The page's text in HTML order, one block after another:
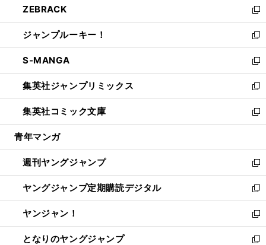
く
で
開
く
ド
ウ
で
開
く
ィ
ン
ド
ウ
で
開
く
い
ウ
ィ
ン
ド
ウ
で
開
く
ZEBRACK
新
し
い
ウ
ィ
ン
ド
ウ
で
開
ジャンプルーキー！
新
し
い
ウ
ィ
ン
ド
ウ
開
く
S-MANGA
新
し
い
ウ
ィ
ン
ウ
で
開
く
集英社ジャンプリミックス
新
し
い
ウ
ン
ド
ウ
で
開
く
集英社コミック文庫
新
し
ウ
ィ
ン
ド
ウ
で
開
く
青年マンガ
週刊ヤングジャンプ
新
し
い
ウ
ィ
ン
ド
ヤングジャンプ定期購読デジタル
新
し
い
ウ
ィ
ヤンジャン！
新
し
い
となりのヤングジャンプ
新